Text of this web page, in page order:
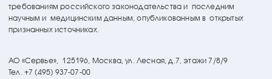
АО «Сервье», 125196, Москва, ул. Лесная, д.7, этажи 7/8/9
Тел. +7 (495) 937-07-00
требованиям российского законодательства и последним
научным и медицинским данным, опубликованным в открытых
признанных источниках.